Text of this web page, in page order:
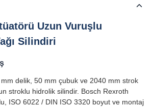
Uzun Vuruşlu
Silindiri
delik, 50 mm çubuk ve 2040 mm strok
stroklu hidrolik silindir. Bosch Rexroth
ISO 6022 / DIN ISO 3320 boyut ve montaj